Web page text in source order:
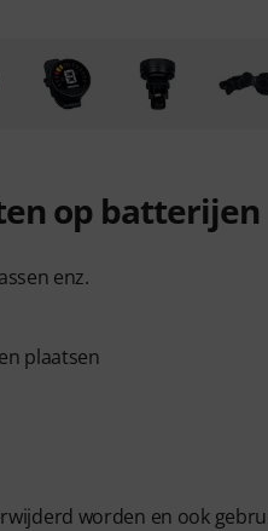
op batterijen
enz.
plaatsen
worden en ook